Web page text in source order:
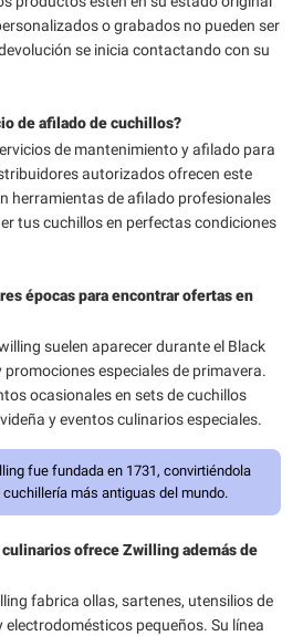
o grabados no pueden ser
se inicia contactando con su
de afilado de cuchillos?
de mantenimiento y afilado para
autorizados ofrecen este
herramientas de afilado profesionales
tus cuchillos en perfectas condiciones
épocas para encontrar ofertas en
suelen aparecer durante el Black
promociones especiales de primavera.
ocasionales en sets de cuchillos
y eventos culinarios especiales.
fue fundada en 1731, convirtiéndola
más antiguas del mundo.
ofrece Zwilling además de
fabrica ollas, sartenes, utensilios de
electrodomésticos pequeños. Su línea